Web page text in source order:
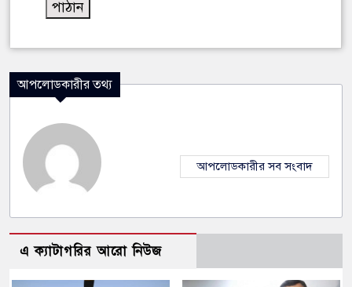
আপলোডকারীর তথ্য
আপলোডকারীর সব সংবাদ
এ ক্যাটাগরির আরো নিউজ